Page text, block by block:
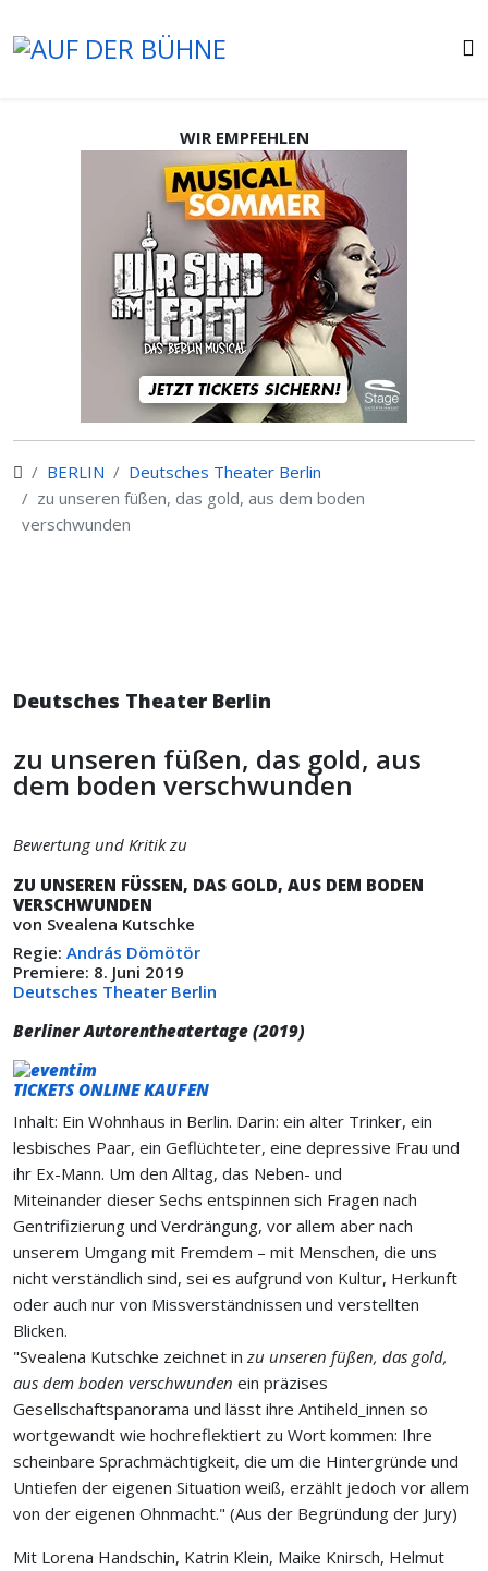
WIR EMPFEHLEN
BERLIN
Deutsches Theater Berlin
zu unseren füßen, das gold, aus dem boden
verschwunden
Deutsches Theater Berlin
zu unseren füßen, das gold, aus
dem boden verschwunden
Bewertung und Kritik zu
ZU UNSEREN FÜSSEN, DAS GOLD, AUS DEM BODEN
VERSCHWUNDEN
von Svealena Kutschke
Regie: András Dömötör
Premiere: 8. Juni 2019
Deutsches Theater Berlin
Berliner Autorentheatertage (2019)
TICKETS ONLINE KAUFEN
Inhalt: Ein Wohnhaus in Berlin. Darin: ein alter Trinker, ein
lesbisches Paar, ein Geflüchteter, eine depressive Frau und
ihr Ex-Mann. Um den Alltag, das Neben- und
Miteinander dieser Sechs entspinnen sich Fragen nach
Gentrifizierung und Verdrängung, vor allem aber nach
unserem Umgang mit Fremdem – mit Menschen, die uns
nicht verständlich sind, sei es aufgrund von Kultur, Herkunft
oder auch nur von Missverständnissen und verstellten
Blicken.
"Svealena Kutschke zeichnet inzu unseren füßen, das gold,
aus dem boden verschwunden ein präzises
Gesellschaftspanorama und lässt ihre Antiheld_innen so
wortgewandt wie hochreflektiert zu Wort kommen: Ihre
scheinbare Sprachmächtigkeit, die um die Hintergründe und
Untiefen der eigenen Situation weiß, erzählt jedoch vor allem
von der eigenen Ohnmacht." (Aus der Begründung der Jury)
Mit Lorena Handschin, Katrin Klein, Maike Knirsch, Helmut